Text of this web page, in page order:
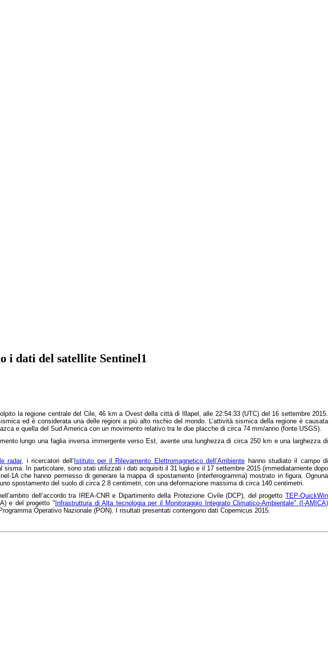
i dati del satellite Sentinel1
la regione centrale del Cile, 46 km a Ovest della città di Illapel, alle 22:54:33 (UTC) del 16 settembre 2015.
ed è considerata una delle regioni a più alto rischio del mondo. L’attività sismica della regione è causata
e quella del Sud America con un movimento relativo tra le due placche di circa 74 mm/anno (fonte USGS).
lungo una faglia inversa immergente verso Est, avente una lunghezza di circa 250 km e una larghezza di
radar, i ricercatori dell’ Istituto per il Rilevamento Elettromagnetico dell’Ambiente hanno studiato il campo di
sisma. In particolare, sono stati utilizzati i dati acquisiti il 31 luglio e il 17 settembre 2015 (immediatamente dopo
1A che hanno permesso di generare la mappa di spostamento (interferogramma) mostrato in figura. Ognuna
spostamento del suolo di circa 2.8 centimetri, con una deformazione massima di circa 140 centimetri.
dell’accordo tra IREA-CNR e Dipartimento della Protezione Civile (DCP), del progetto TEP-QuickWin
e del progetto " Infrastruttura di Alta tecnologia per il Monitoraggio Integrato Climatico-Ambientale" (I-AMICA)
Operativo Nazionale (PON). I risultati presentati contengono dati Copernicus 2015.